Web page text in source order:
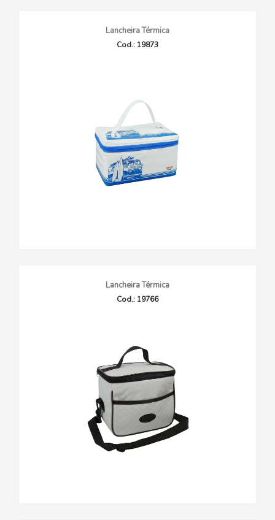
Lancheira Térmica
Cod.: 19873
Lancheira Térmica
Cod.: 19766